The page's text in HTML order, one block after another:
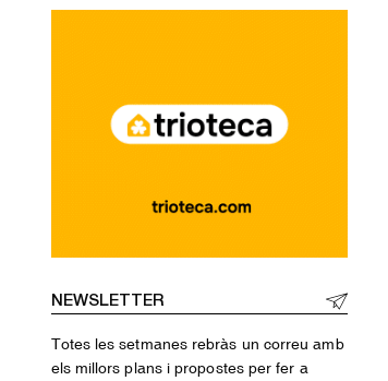
NEWSLETTER
Totes les setmanes rebràs un correu amb
els millors plans i propostes per fer a